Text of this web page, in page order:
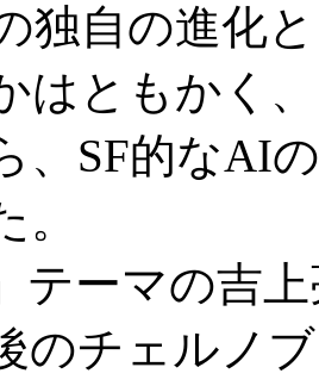
独自の進化
はともかく
、SF的なAI
ーマの吉上
のチェルノ